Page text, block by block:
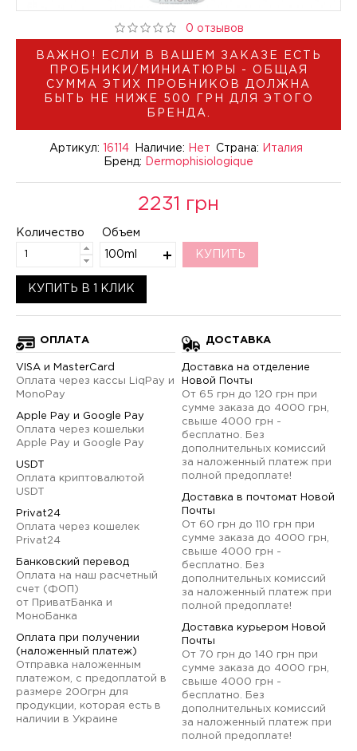
ВАЖНО! ЕСЛИ В ВАШЕМ ЗАКАЗЕ ЕСТЬ
ПРОБНИКИ/МИНИАТЮРЫ - ОБЩАЯ
СУММА ЭТИХ ПРОБНИКОВ ДОЛЖНА
БЫТЬ НЕ НИЖЕ 500 ГРН ДЛЯ ЭТОГО
БРЕНДА.
Артикул: 16114 Наличие: Нет Страна:
Италия
Бренд:
Dermophisiologique
0 отзывов
2231 грн
Количество Объем
100ml КУПИТЬ
КУПИТЬ В 1 КЛИК
ОПЛАТА
VISA и MasterCard
Оплата через кассы LiqPay и
MonoPay
Apple Pay и Google Pay
Оплата через кошельки
Apple Pay и Google Pay
USDT
Оплата криптовалютой
USDT
Privat24
Оплата через кошелек
Privat24
Банковский перевод
Оплата на наш расчетный
счет (ФОП)
от ПриватБанка и
МоноБанка
Оплата при получении
(наложенный платеж)
Отправка наложенным
платежом, с предоплатой в
размере 200грн для
продукции, которая есть в
наличии в Украине
ДОСТАВКА
Доставка на отделение
Новой Почты
От 65 грн до 120 грн при
сумме заказа до 4000 грн,
свыше 4000 грн -
бесплатно. Без
дополнительных комиссий
за наложенный платеж при
полной предоплате!
Доставка в почтомат Новой
Почты
От 60 грн до 110 грн при
сумме заказа до 4000 грн,
свыше 4000 грн -
бесплатно. Без
дополнительных комиссий
за наложенный платеж при
полной предоплате!
Доставка курьером Новой
Почты
От 70 грн до 140 грн при
сумме заказа до 4000 грн,
свыше 4000 грн -
бесплатно. Без
дополнительных комиссий
за наложенный платеж при
полной предоплате!